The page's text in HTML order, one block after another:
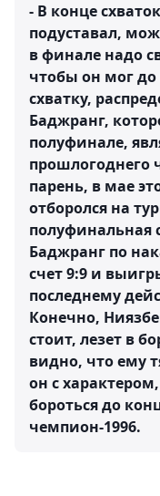
- В конце
подуставал,
в финале надо
чтобы он мог
схватку,
Баджранг,
полуфинале,
прошлогоднего
парень, в мае
отборолся на
полуфинальная
Баджранг по
счет 9:9 и
последнему
Конечно,
стоит, лезет в
видно, что ему
он с
бороться до
чемпион-1996.